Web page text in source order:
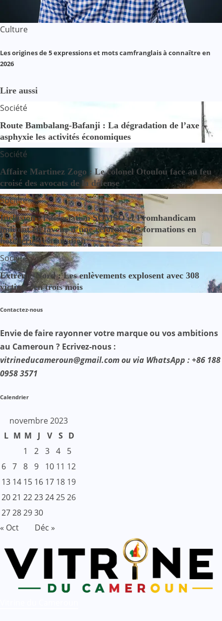
Culture
Les origines de 5 expressions et mots camfranglais à connaître en
2026
Lire aussi
Société
Route Bambalang-Bafanji : La dégradation de l’axe
asphyxie les activités économiques
Société
Affaire Martinez Zogo : Le colonel Otoulou face au feu
croisé des avocats de la défense
Société
Inclusion : l’association SOMSO et Promhandicam
militent en faveur d’une réforme des formations en
hôtellerie-restauration
Société
Extrême-Nord : Les enlèvements explosent avec 308
victimes en trois mois
Contactez-nous
Envie de faire rayonner votre marque ou vos ambitions
au Cameroun ? Ecrivez-nous :
vitrineducameroun@gmail.com ou via WhatsApp : +86 188
0958 3571
Calendrier
novembre 2023
L M M J V S D
1
2 3 4
5
6 7 8 9 10 11 12
13 14 15 16 17 18 19
2021 2223242526
27282930
« Oct
Déc »